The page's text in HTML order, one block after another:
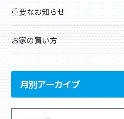
重要なお知らせ
お家の買い方
月別アーカイブ